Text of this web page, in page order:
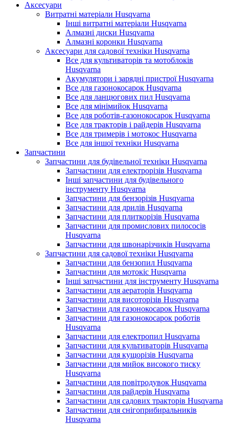
Аксесуари
Витратні матеріали Husqvarna
Інші витратні матеріали Husqvarna
Алмазні диски Husqvarna
Алмазні коронки Husqvarna
Аксесуари для садової техніки Husqvarna
Все для культиваторів та мотоблоків
Husqvarna
Акумулятори і зарядні пристрої Husqvarna
Все для газонокосарок Husqvarna
Все для ланцюгових пил Husqvarna
Все для мінімийок Husqvarna
Все для роботів-газонокосарок Husqvarna
Все для тракторів і райдерів Husqvarna
Все для тримерів і мотокос Husqvarna
Все для іншої техніки Husqvarna
Запчастини
Запчастини для будівельної техніки Husqvarna
Запчастини для електрорізів Husqvarna
Інші запчастини для будівельного
інструменту Husqvarna
Запчастини для бензорізів Husqvarna
Запчастини для дрилів Husqvarna
Запчастини для плиткорізів Husqvarna
Запчастини для промислових пилососів
Husqvarna
Запчастини для швонарізчиків Husqvarna
Запчастини для садової техніки Husqvarna
Запчастини для бензопил Husqvarna
Запчастини для мотокіс Husqvarna
Інші запчастини для інструменту Husqvarna
Запчастини для аераторів Husqvarna
Запчастини для висоторізів Husqvarna
Запчастини для газонокосарок Husqvarna
Запчастини для газонокосарок роботів
Husqvarna
Запчастини для електропил Husqvarna
Запчастини для культиваторів Husqvarna
Запчастини для кущорізів Husqvarna
Запчастини для мийок високого тиску
Husqvarna
Запчастини для повітродувок Husqvarna
Запчастини для райдерів Husqvarna
Запчастини для садових тракторів Husqvarna
Запчастини для снігоприбиральників
Husqvarna